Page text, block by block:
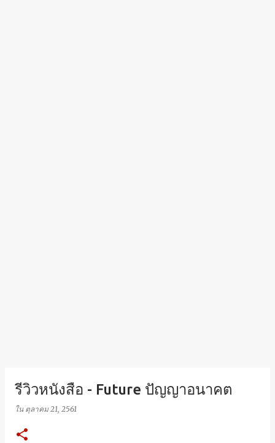
รีวิวหนังสือ - Future ปัญญาอนาคต
ใน ตุลาคม 21, 2561